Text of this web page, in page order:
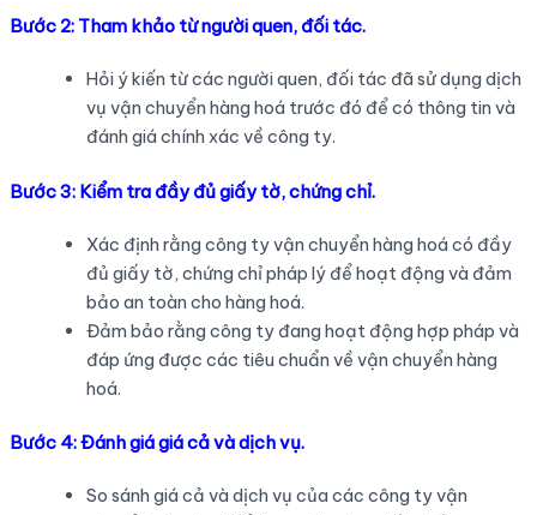
Bước 2: Tham khảo từ người quen, đối tác.
Hỏi ý kiến từ các người quen, đối tác đã sử dụng dịch
vụ vận chuyển hàng hoá trước đó để có thông tin và
đánh giá chính xác về công ty.
Bước 3: Kiểm tra đầy đủ giấy tờ, chứng chỉ.
Xác định rằng công ty vận chuyển hàng hoá có đầy
đủ giấy tờ, chứng chỉ pháp lý để hoạt động và đảm
bảo an toàn cho hàng hoá.
Đảm bảo rằng công ty đang hoạt động hợp pháp và
đáp ứng được các tiêu chuẩn về vận chuyển hàng
hoá.
Bước 4: Đánh giá giá cả và dịch vụ.
So sánh giá cả và dịch vụ của các công ty vận